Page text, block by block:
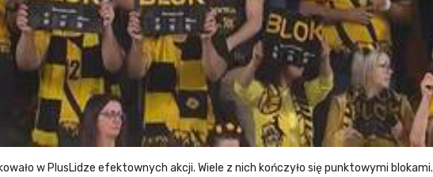
w PlusLidze efektownych akcji. Wiele z nich kończyło się punktowymi blokami.